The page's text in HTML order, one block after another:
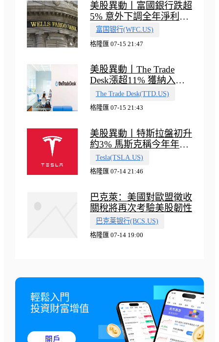
美股異動丨富國銀行跌超
5% 意外下調全年淨利息
收入指引
富国银行(WFC.US)
格隆匯 07-15 21:47
美股異動丨The Trade
Desk漲超11% 獲納入標
普500指數
The Trade Desk(TTD.US)
格隆匯 07-15 21:43
美股異動丨特斯拉盤初升
約3% 馬斯克稱今年年底
會有‘史詩級震撼’的演示
Tesla(TSLA.US)
格隆匯 07-14 21:46
巴克萊：美國對歐盟徵收
關稅將再次考驗美股韌性
巴克莱银行(BCS.US)
格隆匯 07-14 19:00
輕鬆入門
投資財富增值
開戶